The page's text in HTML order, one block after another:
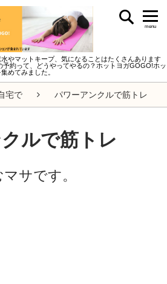
やマットキープ、気になることはたくさんあります
予約って、どうやってやるの？ホットヨガGOGO!ホッ
めてみました。
menu
宅で パワーアンクルで筋トレ
ルで筋トレ
サです。